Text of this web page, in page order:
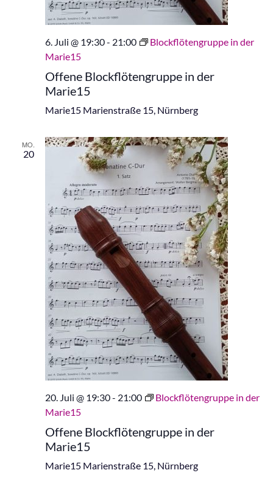
6. Juli @ 19:30- 21:00
Blockflötengruppe in der
Marie15
Offene Blockflötengruppe in der
Marie15
Marie15 Marienstraße 15, Nürnberg
MO.
20
20. Juli @ 19:30- 21:00
Blockflötengruppe in der
Marie15
Offene Blockflötengruppe in der
Marie15
Marie15 Marienstraße 15, Nürnberg